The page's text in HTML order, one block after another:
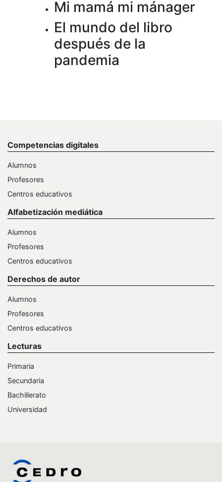
Mi mamá mi mánager
El mundo del libro
después de la
pandemia
Competencias digitales
Alumnos
Profesores
Centros educativos
Alfabetización mediática
Alumnos
Profesores
Centros educativos
Derechos de autor
Alumnos
Profesores
Centros educativos
Lecturas
Primaria
Secundaria
Bachillerato
Universidad